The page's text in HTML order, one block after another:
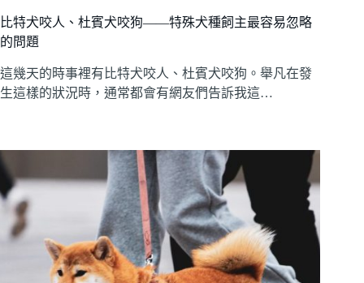
比特犬咬人、杜賓犬咬狗——特殊犬種飼主最容易忽略
的問題
這幾天的時事裡有比特犬咬人、杜賓犬咬狗。舉凡在發
生這樣的狀況時，通常都會有網友們告訴我這…